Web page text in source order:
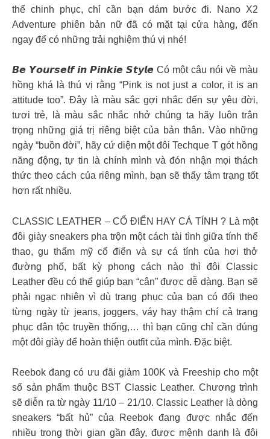
thể chinh phục, chỉ cần bạn dám bước đi. Nano X2
Adventure phiên bản nữ đã có mặt tại cửa hàng, đến
ngay để có những trải nghiệm thú vị nhé!
𝘽𝙚 𝙔𝙤𝙪𝙧𝙨𝙚𝙡𝙛 𝙞𝙣 𝙋𝙞𝙣𝙠𝙞𝙚 𝙎𝙩𝙮𝙡𝙚 Có một câu nói về màu
hồng khá là thú vị rằng “Pink is not just a color, it is an
attitude too”. Đây là màu sắc gợi nhắc đến sự yêu đời,
tươi trẻ, là màu sắc nhắc nhở chúng ta hãy luôn trân
trọng những giá trị riêng biệt của bản thân. Vào những
ngày “buồn đời”, hãy cứ diện một đôi Techque T gót hồng
năng động, tự tin là chính mình và đón nhận mọi thách
thức theo cách của riêng mình, bạn sẽ thấy tâm trạng tốt
hơn rất nhiều.
CLASSIC LEATHER – CỔ ĐIỂN HAY CÁ TÍNH ? Là một
đôi giày sneakers pha trộn một cách tài tình giữa tính thể
thao, gu thẩm mỹ cổ điển và sự cá tính của hơi thở
đường phố, bất kỳ phong cách nào thì đôi Classic
Leather đều có thể giúp bạn “cân” được dễ dàng. Bạn sẽ
phải ngạc nhiên vì dù trang phục của bạn có đổi theo
từng ngày từ jeans, joggers, váy hay thậm chí cả trang
phục dân tộc truyền thống,… thì bạn cũng chỉ cần đúng
một đôi giày để hoàn thiện outfit của mình. Đặc biệt.
Reebok đang có ưu đãi giảm 100K và Freeship cho một
số sản phẩm thuộc BST Classic Leather. Chương trình
sẽ diễn ra từ ngày 11/10 – 21/10. Classic Leather là dòng
sneakers “bất hủ” của Reebok đang được nhắc đến
nhiều trong thời gian gần đây, được mệnh danh là đôi